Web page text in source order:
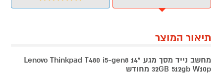
תיאור המוצר
מחשב נייד מסך מגע "14
Lenovo Thinkpad T480 i5-gen8
32GB 512gb W10p מחודש